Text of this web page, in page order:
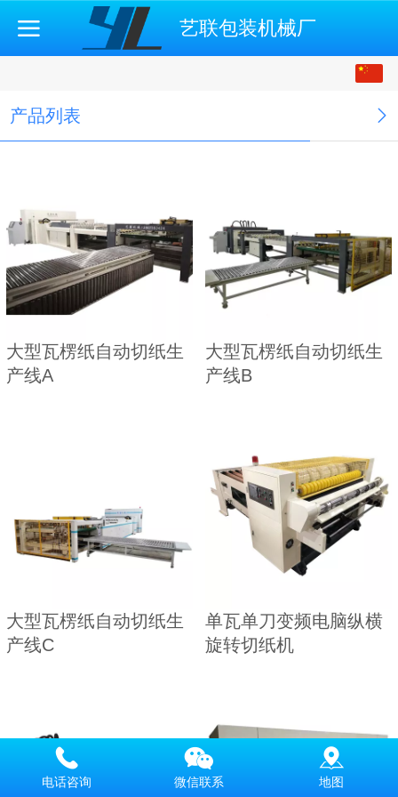
艺联包装机械厂
产品列表
大型瓦楞纸自动切纸生
产线A
大型瓦楞纸自动切纸生
产线B
大型瓦楞纸自动切纸生
产线C
单瓦单刀变频电脑纵横
旋转切纸机
电话咨询 微信联系 地图